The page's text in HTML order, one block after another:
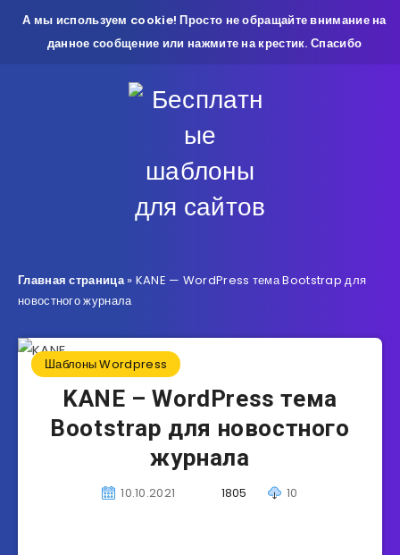
А мы используем cookie! Просто не обращайте внимание на
данное сообщение или нажмите на крестик. Спасибо
Главная страница» KANE — WordPress тема Bootstrap для
новостного журнала
Шаблоны Wordpress
KANE – WordPress тема
Bootstrap для новостного
журнала
10.10.2021 1805 10